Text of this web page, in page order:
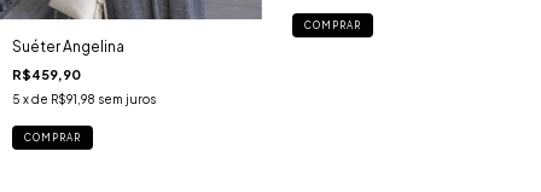
Suéter Angelina
R$459,90
5 x de R$91,98 sem juros
COMPRAR
COMPRAR